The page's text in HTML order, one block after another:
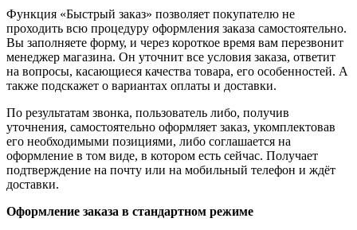
Функция «Быстрый заказ» позволяет покупателю не
проходить всю процедуру оформления заказа самостоятельно.
Вы заполняете форму, и через короткое время вам перезвонит
менеджер магазина. Он уточнит все условия заказа, ответит
на вопросы, касающиеся качества товара, его особенностей. А
также подскажет о вариантах оплаты и доставки.
По результатам звонка, пользователь либо, получив
уточнения, самостоятельно оформляет заказ, укомплектовав
его необходимыми позициями, либо соглашается на
оформление в том виде, в котором есть сейчас. Получает
подтверждение на почту или на мобильный телефон и ждёт
доставки.
Оформление заказа в стандартном режиме